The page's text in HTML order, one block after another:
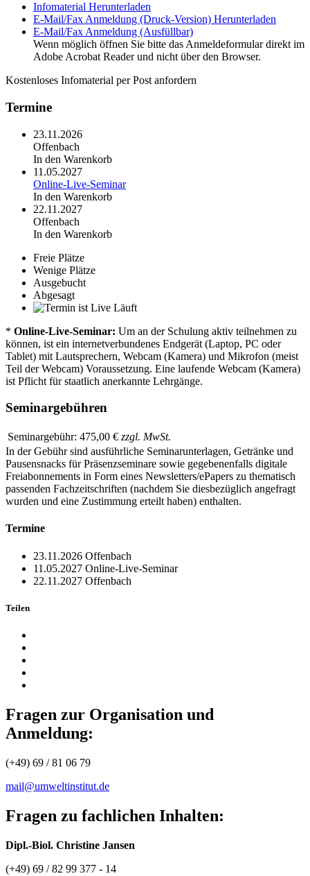
Infomaterial Herunterladen
E-Mail/Fax Anmeldung (Druck-Version) Herunterladen
E-Mail/Fax Anmeldung (Ausfüllbar)
Wenn möglich öffnen Sie bitte das Anmeldeformular direkt im
Adobe Acrobat Reader und nicht über den Browser.
Kostenloses Infomaterial per Post anfordern
Termine
23.11.2026
Offenbach
In den Warenkorb
11.05.2027
Online-Live-Seminar
In den Warenkorb
22.11.2027
Offenbach
In den Warenkorb
Freie Plätze
Wenige Plätze
Ausgebucht
Abgesagt
Läuft
* Online-Live-Seminar: Um an der Schulung aktiv teilnehmen zu
können, ist ein internetverbundenes Endgerät (Laptop, PC oder
Tablet) mit Lautsprechern, Webcam (Kamera) und Mikrofon (meist
Teil der Webcam) Voraussetzung. Eine laufende Webcam (Kamera)
ist Pflicht für staatlich anerkannte Lehrgänge.
Seminargebühren
Seminargebühr: 475,00 € zzgl. MwSt.
In der Gebühr sind ausführliche Seminarunterlagen, Getränke und
Pausensnacks für Präsenzseminare sowie gegebenenfalls digitale
Freiabonnements in Form eines Newsletters/ePapers zu thematisch
passenden Fachzeitschriften (nachdem Sie diesbezüglich angefragt
wurden und eine Zustimmung erteilt haben) enthalten.
Termine
23.11.2026 Offenbach
11.05.2027 Online-Live-Seminar
22.11.2027 Offenbach
Teilen
Fragen zur Organisation und
Anmeldung:
(+49) 69 / 81 06 79
mail@umweltinstitut.de
Fragen zu fachlichen Inhalten:
Dipl.-Biol. Christine Jansen
(+49) 69 / 82 99 377 - 14